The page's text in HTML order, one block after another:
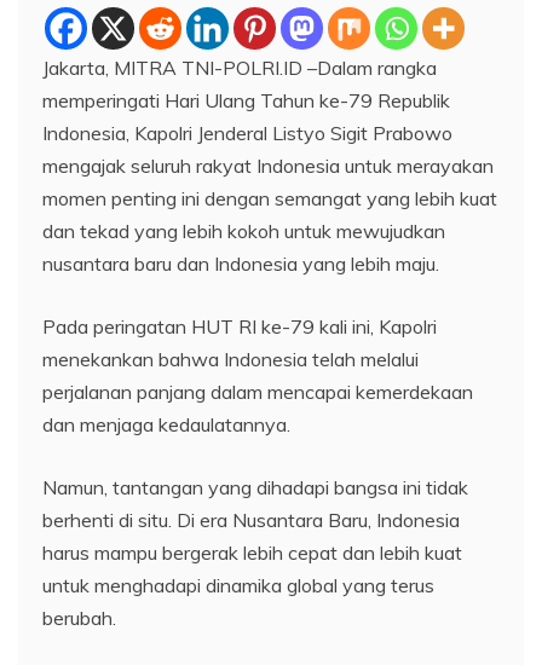
Jakarta, MITRA TNI-POLRI.ID –Dalam rangka
memperingati Hari Ulang Tahun ke-79 Republik
Indonesia, Kapolri Jenderal Listyo Sigit Prabowo
mengajak seluruh rakyat Indonesia untuk merayakan
momen penting ini dengan semangat yang lebih kuat
dan tekad yang lebih kokoh untuk mewujudkan
nusantara baru dan Indonesia yang lebih maju.
Pada peringatan HUT RI ke-79 kali ini, Kapolri
menekankan bahwa Indonesia telah melalui
perjalanan panjang dalam mencapai kemerdekaan
dan menjaga kedaulatannya.
Namun, tantangan yang dihadapi bangsa ini tidak
berhenti di situ. Di era Nusantara Baru, Indonesia
harus mampu bergerak lebih cepat dan lebih kuat
untuk menghadapi dinamika global yang terus
berubah.